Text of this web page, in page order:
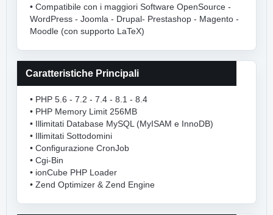
• Compatibile con i maggiori Software OpenSource -
WordPress - Joomla - Drupal- Prestashop - Magento -
Moodle (con supporto LaTeX)
Caratteristiche Principali
• PHP 5.6 - 7.2 - 7.4 - 8.1 - 8.4
• PHP Memory Limit 256MB
• Illimitati Database MySQL (MyISAM e InnoDB)
• Illimitati Sottodomini
• Configurazione CronJob
• Cgi-Bin
• ionCube PHP Loader
• Zend Optimizer & Zend Engine